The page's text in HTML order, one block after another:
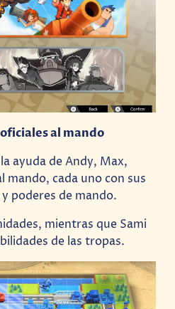
al mando
ayuda de Andy, Max,
mando, cada uno con sus
poderes de mando.
mientras que Sami
de las tropas.